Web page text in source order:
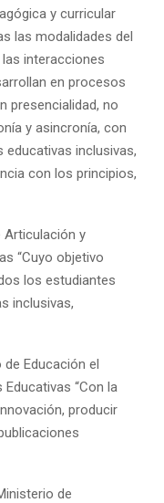
y curricular
las modalidades del
interacciones
en procesos
presencialidad, no
y asincronía, con
educativas inclusivas,
con los principios,
Articulación y
“Cuyo objetivo
los estudiantes
inclusivas,
Educación el
“Con la
producir
de